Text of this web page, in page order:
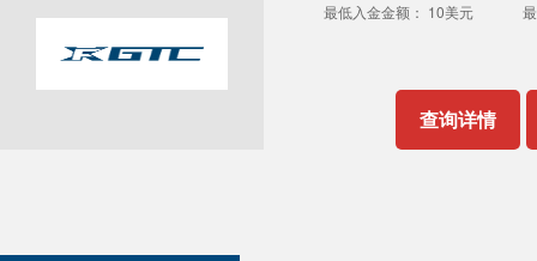
最低入金金额： 10美元
查询详情